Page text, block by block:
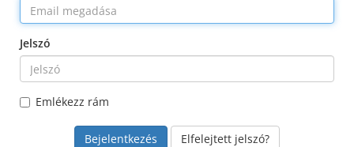
Jelszó
Emlékezz rám
Elfelejtett jelszó?